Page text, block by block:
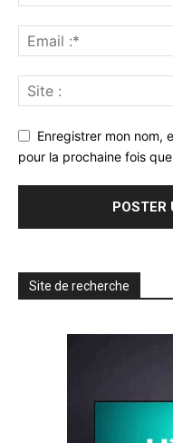
Enregistrer mon nom,
pour la prochaine fois
Site de recherche